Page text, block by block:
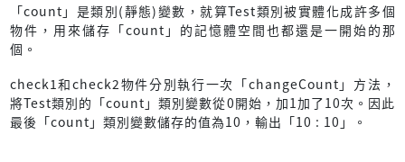
「count」是類別(靜態)變數，就算Test類別被實體化成許多個
物件，用來儲存「count」的記憶體空間也都還是一開始的那
個。
check1和check2物件分別執行一次「changeCount」方法，
將Test類別的「count」類別變數從0開始，加1加了10次。因此
最後「count」類別變數儲存的值為10，輸出「10 : 10」。